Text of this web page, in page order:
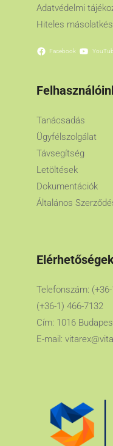
Adatvédelmi
Hiteles
Facebook
Tanácsadás
Ügyfélszolgálat
Távsegítség
Letöltések
Dokumentációk
Általános
Telefonszám:
(+36-1) 466-7132
Cím: 1016
E-mail: